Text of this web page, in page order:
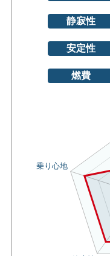
静寂性
安定性
燃費